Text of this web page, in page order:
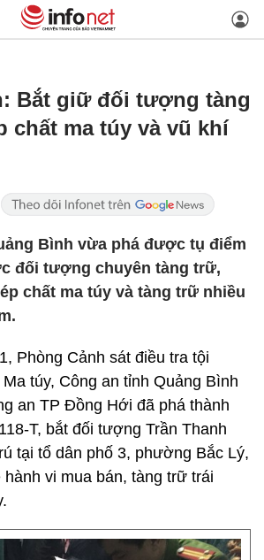
Bắt giữ đối tượng tàng
chất ma túy và vũ khí
Bình vừa phá được tụ điểm
đối tượng chuyên tàng trữ,
chất ma túy và tàng trữ nhiều
Phòng Cảnh sát điều tra tội
túy, Công an tỉnh Quảng Bình
an TP Đồng Hới đã phá thành
T, bắt đối tượng Trần Thanh
tại tổ dân phố 3, phường Bắc Lý,
vi mua bán, tàng trữ trái